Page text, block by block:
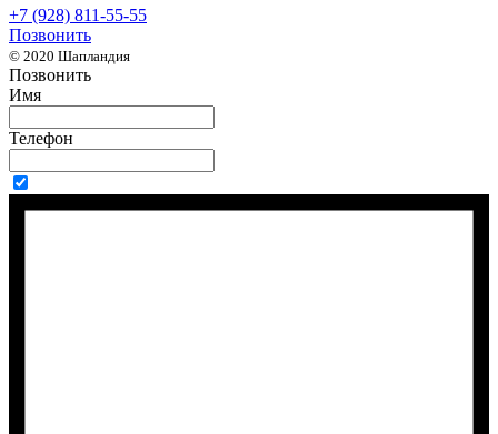
+7 (928) 811-55-55
Позвонить
© 2020 Шапландия
Позвонить
Имя
Телефон